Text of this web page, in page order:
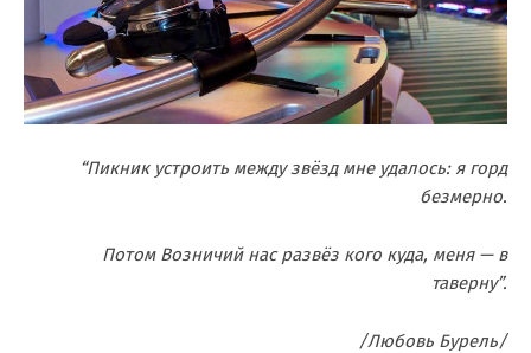
“Пикник устроить между звёзд мне удалось: я горд
безмерно.
Потом Возничий нас развёз кого куда, меня — в
таверну”.
/Любовь Бурель/